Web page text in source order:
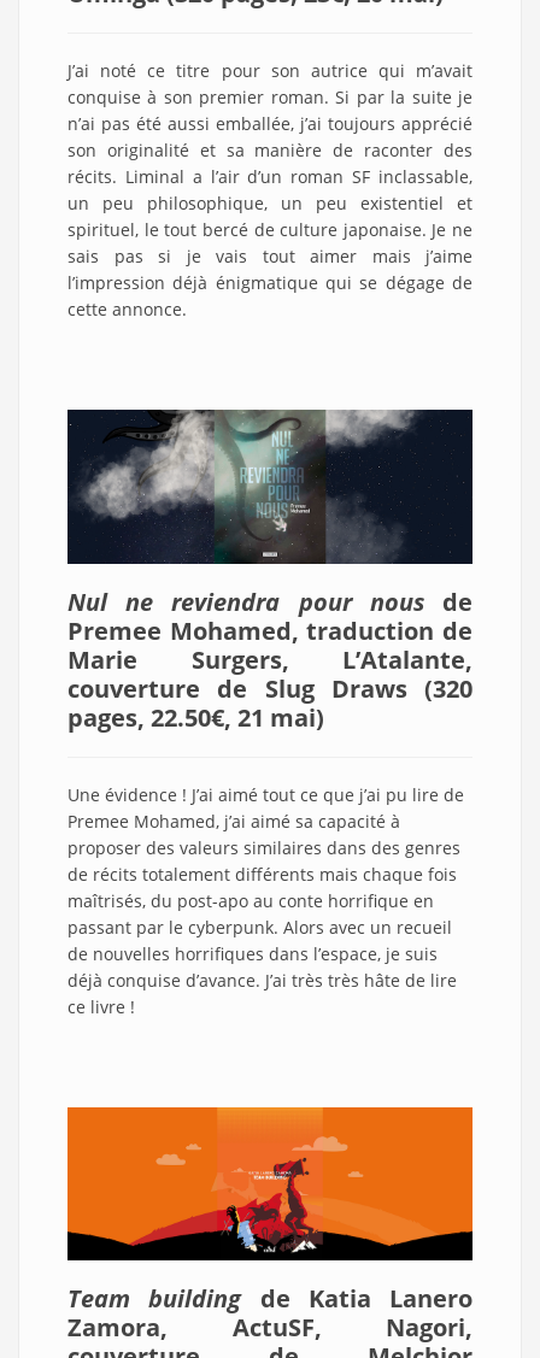
J’ai noté ce titre pour son autrice qui m’avait
conquise à son premier roman. Si par la suite je
n’ai pas été aussi emballée, j’ai toujours apprécié
son originalité et sa manière de raconter des
récits. Liminal a l’air d’un roman SF inclassable,
un peu philosophique, un peu existentiel et
spirituel, le tout bercé de culture japonaise. Je ne
sais pas si je vais tout aimer mais j’aime
l’impression déjà énigmatique qui se dégage de
cette annonce.
Nul ne reviendra pour nousde
Premee Mohamed, traduction de
Marie Surgers, L’Atalante,
couverture de Slug Draws (320
pages, 22.50€, 21 mai)
Une évidence ! J’ai aimé tout ce que j’ai pu lire de
Premee Mohamed, j’ai aimé sa capacité à
proposer des valeurs similaires dans des genres
de récits totalement différents mais chaque fois
maîtrisés, du post-apo au conte horrifique en
passant par le cyberpunk. Alors avec un recueil
de nouvelles horrifiques dans l’espace, je suis
déjà conquise d’avance. J’ai très très hâte de lire
ce livre !
Team buildingde Katia Lanero
Zamora, ActuSF, Nagori,